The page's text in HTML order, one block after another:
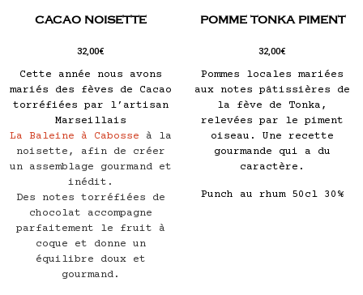
CACAO NOISETTE
32,00€
Cette année nous avons
mariés des fèves de Cacao
torréfiées par l’artisan
Marseillais
La Baleine à Cabosse à la
noisette, afin de créer
un assemblage gourmand et
inédit.
Des notes torréfiées de
chocolat accompagne
parfaitement le fruit à
coque et donne un
équilibre doux et
gourmand.
POMME TONKA PIMENT
32,00€
Pommes locales mariées
aux notes pâtissières de
la fève de Tonka,
relevées par le piment
oiseau. Une recette
gourmande qui a du
caractère.
Punch au rhum 50cl 30%